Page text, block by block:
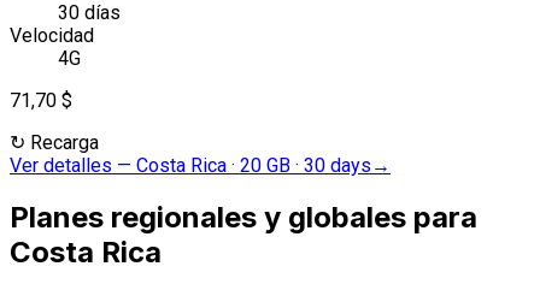
30 días
Velocidad
4G
71,70 $
↻ Recarga
Ver detalles — Costa Rica · 20 GB · 30 days →
Planes regionales y globales para
Costa Rica